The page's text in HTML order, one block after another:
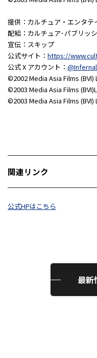
提供：カルチュア・エンタテ
配給：カルチュア･パブリッ
宣伝：スキップ
公式サイト： https://
公式 X アカウント：
©2002 Media Asia Films
©2003 Media Asia Films
©2003 Media Asia Films
関連リンク
公式HPはこちら
最新